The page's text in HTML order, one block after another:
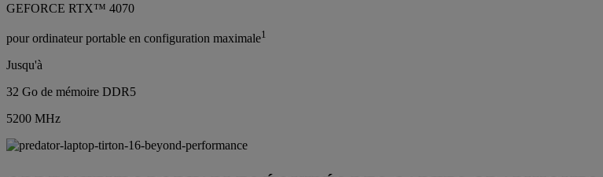
GEFORCE RTX™ 4070
pour ordinateur portable en configuration maximale1
Jusqu'à
32 Go de mémoire DDR5
5200 MHz